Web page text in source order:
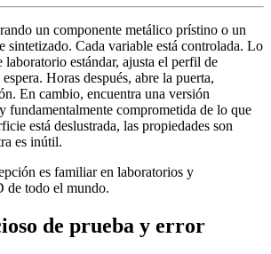
un componente metálico prístino o un
sintetizado. Cada variable está controlada. Lo
laboratorio estándar, ajusta el perfil de
Horas después, abre la puerta,
En cambio, encuentra una versión
fundamentalmente comprometida de lo que
está deslustrada, las propiedades son
es inútil.
es familiar en laboratorios y
de todo el mundo.
de prueba y error